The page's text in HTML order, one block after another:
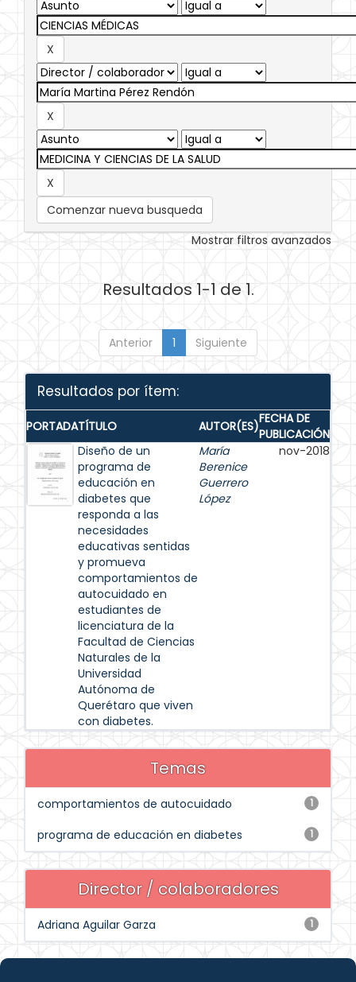
Comenzar nueva busqueda
Mostrar filtros avanzados
Resultados 1-1 de 1.
Anterior 1 Siguiente
Resultados por ítem:
PORTADATÍTULO AUTOR(ES)FECHA DE
PUBLICACIÓN
Diseño de un
programa de
educación en
diabetes que
responda a las
necesidades
educativas sentidas
y promueva
comportamientos de
autocuidado en
estudiantes de
licenciatura de la
Facultad de Ciencias
Naturales de la
Universidad
Autónoma de
Querétaro que viven
con diabetes.
María
Berenice
Guerrero
López
nov-2018
Temas
1
comportamientos de autocuidado
1
programa de educación en diabetes
Director / colaboradores
1
Adriana Aguilar Garza